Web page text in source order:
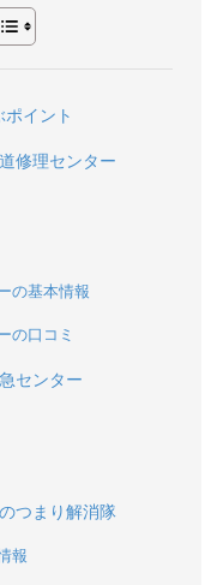
イント
修理センター
の基本情報
の口コミ
センター
つまり解消隊
報